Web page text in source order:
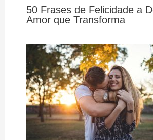
50 Frases de Felicidade a
Amor que Transforma